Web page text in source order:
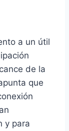
a un útil
de la
que
y para